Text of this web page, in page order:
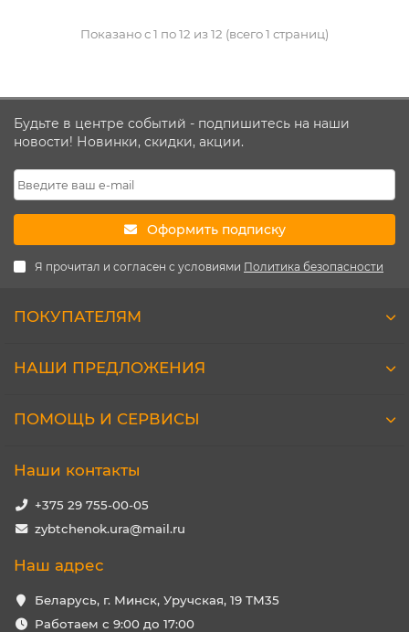
Показано с 1 по 12 из 12 (всего 1 страниц)
Будьте в центре событий - подпишитесь на наши
новости! Новинки, скидки, акции.
Оформить подписку
Я прочитал и согласен с условиями Политика безопасности
ПОКУПАТЕЛЯМ
НАШИ ПРЕДЛОЖЕНИЯ
ПОМОЩЬ И СЕРВИСЫ
Наши контакты
+375 29 755-00-05
zybtchenok.ura@mail.ru
Наш адрес
Беларусь, г. Минск, Уручская, 19 ТМ35
Работаем с 9:00 до 17:00